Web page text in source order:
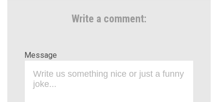
Write a comment:
Message